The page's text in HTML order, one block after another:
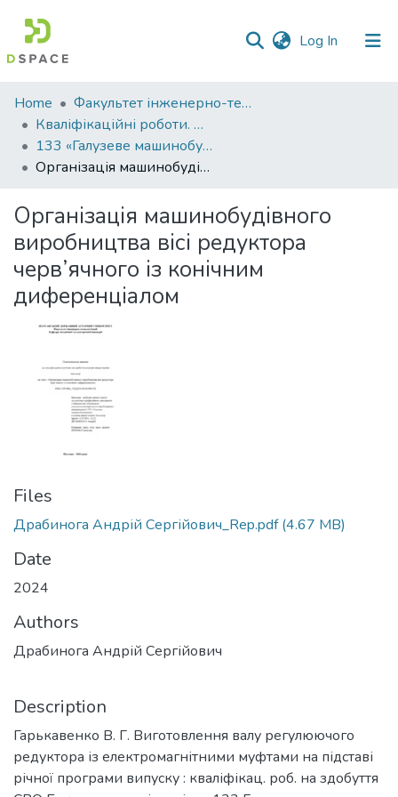
Log In (current)
Communities
&
Collections
All of DSpace
Statistics
Home
Факультет інженерно-технологічний
Кваліфікаційні роботи. Факультет інженерно-технологічний
133 «Галузеве машинобудування» - Бакалаври 2023-2024
Організація машинобудівного виробництва вісі редуктора черв’ячного із конічним диференціалом
Організація машинобудівного
виробництва вісі редуктора
черв’ячного із конічним
диференціалом
Files
Драбинога Андрій Сергійович_Rep.pdf(4.67 MB)
Date
2024
Authors
Драбинога Андрій Сергійович
Description
Гарькавенко В. Г. Виготовлення валу регулюючого
редуктора із електромагнітними муфтами на підставі
річної програми випуску : кваліфікац. роб. на здобуття